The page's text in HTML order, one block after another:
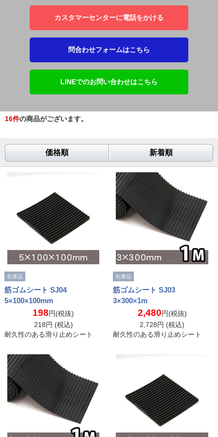
カスタマーセンターに電話をかける
問合わせフォームはこちら
LINEでのお問い合わせはこちら
16件の商品がございます。
価格順 新着順
在庫品
筋ゴムシート SJ04
5×100×100mm
198円(税抜)
218円 (税込)
耐久性のある滑り止めシート
在庫品
筋ゴムシート SJ03
3×300×1m
2,480円(税抜)
2,728円 (税込)
耐久性のある滑り止めシート